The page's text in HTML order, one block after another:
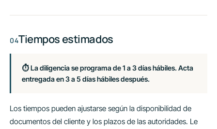
Tiempos estimados
⏱ La diligencia se programa de 1 a 3 días hábiles. Acta
entregada en 3 a 5 días hábiles después.
Los tiempos pueden ajustarse según la disponibilidad de
documentos del cliente y los plazos de las autoridades. Le